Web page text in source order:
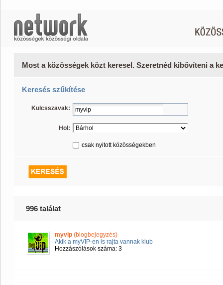
Most a közösségek közt keresel. Szeretnéd kibővíteni a
Keresés szűkítése
Kulcsszavak:
Hol:
csak nyitott közösségekben
996 találat
myvip (blogbejegyzés)
Akik a myVIP-en is rajta vannak klub
Hozzászólások száma: 3